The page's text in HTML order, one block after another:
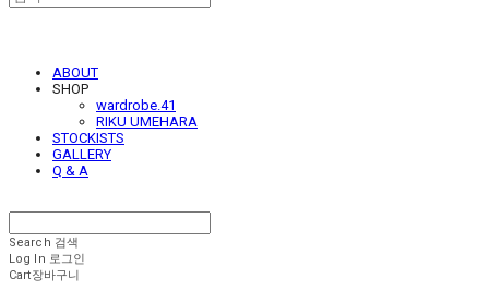
ABOUT
SHOP
wardrobe.41
RIKU UMEHARA
STOCKISTS
GALLERY
Q & A
Search 검색
Log In 로그인
Cart장바구니